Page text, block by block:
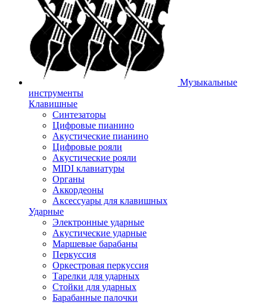
Музыкальные
инструменты
Клавишные
Синтезаторы
Цифровые пианино
Акустические пианино
Цифровые рояли
Акустические рояли
MIDI клавиатуры
Органы
Аккордеоны
Аксессуары для клавишных
Ударные
Электронные ударные
Акустические ударные
Маршевые барабаны
Перкуссия
Оркестровая перкуссия
Тарелки для ударных
Стойки для ударных
Барабанные палочки